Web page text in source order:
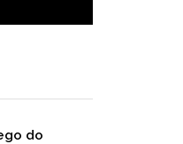
do